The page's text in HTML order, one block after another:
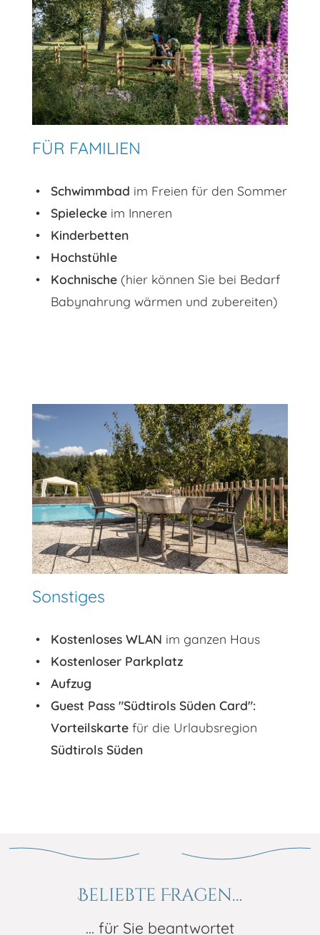
FÜR FAMILIEN
Schwimmbad im Freien für den Sommer
Spielecke im Inneren
Kinderbetten
Hochstühle
Kochnische (hier können Sie bei Bedarf
Babynahrung wärmen und zubereiten)
Sonstiges
Kostenloses WLAN im ganzen Haus
Kostenloser Parkplatz
Aufzug
Guest Pass "Südtirols Süden Card":
Vorteilskarte für die Urlaubsregion
Südtirols Süden
Beliebte Fragen…
… für Sie beantwortet